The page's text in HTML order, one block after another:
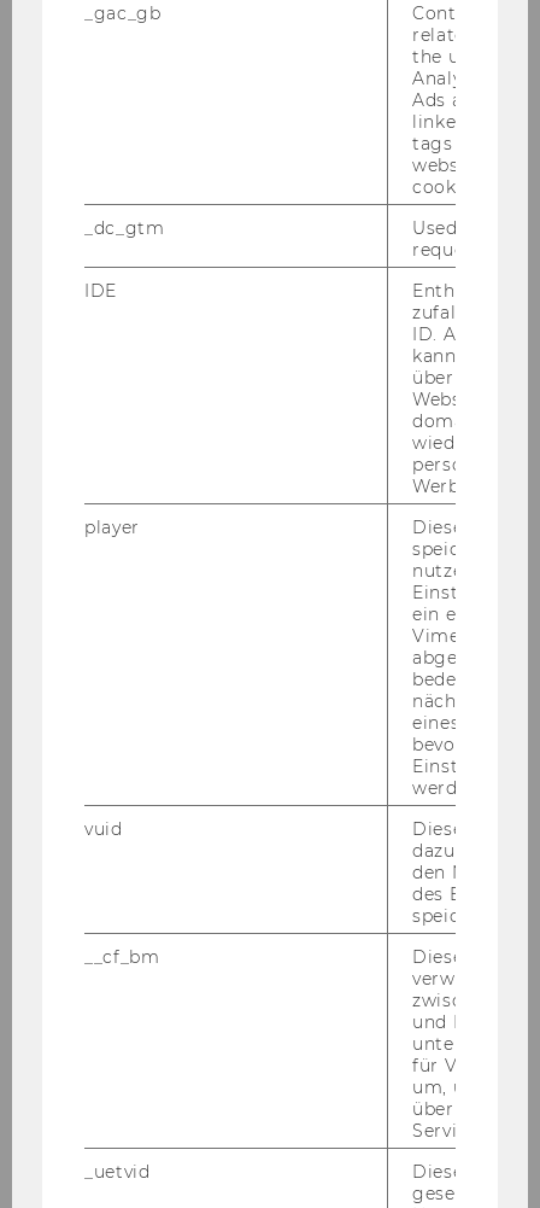
Ende der Be­wer­bungs­frist: 2. Jän­ner 2008
Bitte die Kenn­zahl un­be­dingt an­füh­ren!
In­sti­tut für Revisions-​, Treuhand-​ und
Rech­nungs­we­sen, Ab­tei­lung für be­triebs­
wirt­schaft­li­che Steu­er­leh­re
ist vor­aus­sicht­lich
ab 1. Jän­ner 2008 bis 31. De­zem­ber 2009 die
Stel­leeines wis­sen­schaft­li­chen Mit­ar­bei­
ters/einer wis­sen­schaft­li­chen Mit­ar­bei­te­rin
(Ar­beit­neh­me­rIn der Wirt­schafts­uni­ver­si­tät
voll­be­schäf­
Wir wei­sen Sie dar­auf hin, dass der WU-​
Entwicklungsplan für wis­sen­schaft­li­che Mit­ar­
bei­ter/ wis­sen­schaft­li­che Mit­ar­bei­te­rin­nen eine
ma­xi­ma­le Be­fris­tungs­dau­er von 4 Jah­ren vor­
sieht. Be­wer­ber/innen, die be­reits als Er­satz­
kräf­te an der WU be­schäf­tigt sind, kön­nen
daher nur mehr für die auf die 4 Jahre feh­len­
de Zeit ein­ge­stellt wer­den. Wei­ters wei­sen wir
dar­auf­hin, dass die Wie­der­be­stel­lung von Per­
so­nen, die be­reits eine Stel­le als wis­sen­schaft­li­
cher Mit­ar­bei­ter/wis­sen­schaft­li­che Mit­ar­bei­te­
rin inne hat­ten, aus recht­li­chen Grün­den nicht
Not­wen­di­ge Kennt­nis­se und Qua­li­fi­ka­tio­nen:
ab­ge­schlos­se­nes Stu­di­um der Sozial-​ und Wirt­
schafts­wis­sen­schaf­ten bzw. gleich­zu­hal­ten­de
Er­wünsch­te Kennt­nis­se und Qua­li­fi­ka­tio­nen:
Kennt­nis­se des Steu­er­rechts, der Steu­er­leh­re
und der Un­ter­neh­mens­rech­nung, sehr gute
Eng­lisch­kennt­nis­se, Er­fah­rung im In­sti­tuts­be­
Schrift­li­che Be­wer­bun­gen mit Le­bens­lauf und
Zeug­nis­sen (Ko­pien) sind unter An­ga­be der an­
ge­führ­ten Kenn­zahl an die PER­SO­NAL­AB­TEI­
_gac_gb
Contains
related
the user. If
Analytics and
Ads accounts
linked, the
tags on the
website read
cookie.
_dc_gtm
Used to
request rate.
IDE
Enthält eine
ID. Anhand
kann Google
über
Websites
Werbung
player
Dieses Cookie
speichert
ein
Vimeo-Video
abgespielt
bedeutet,
nächsten
eines Vimeo-
bevorzugten
werden.
vuid
Dieser
dazu
den
des
speichern.
__cf_bm
Dieses
verwendet,
zwischen
und Bots zu
für Vimeo
um, um
über die
Service zu
_uetvid
Dieses
gesetzt, um